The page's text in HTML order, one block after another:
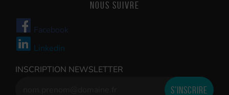
Nous suivre
Facebook
Linkedin
INSCRIPTION NEWSLETTER